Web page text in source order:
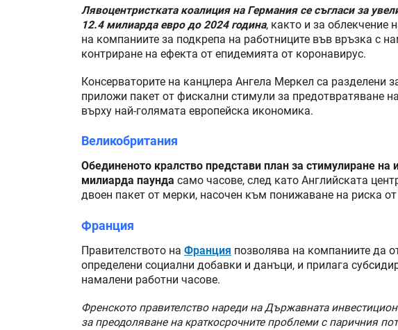
Лявоцентристката коалиция на Германия се съгласи за
12.4 милиарда евро до 2024 година, както и за облекчение
на компаниите за подкрепа на работниците във връзка с
контриране на ефекта от епидемията от коронавирус.
Консерваторите на канцлера Ангела Меркел са разделени
приложи пакет от фискални стимули за предотвратяване
върху най-голямата европейска икономика.
Великобритания
Обединеното кралство представи план за стимулиране на
милиарда паунда само часове, след като Английската
двоен пакет от мерки, насочен към понижаване на риска от
Франция
Правителството на Франция позволява на компаниите да
определени социални добавки и данъци, и прилага
намалени работни часове.
Френското правителство нареди на Държавната
за преодоляване на краткосрочните проблеми с паричния